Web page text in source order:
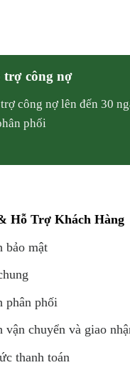
trợ công nợ
công nợ lên đến 30
phối
Hỗ Trợ Khách Hàng
bảo mật
phân phối
vận chuyển và giao
thanh toán